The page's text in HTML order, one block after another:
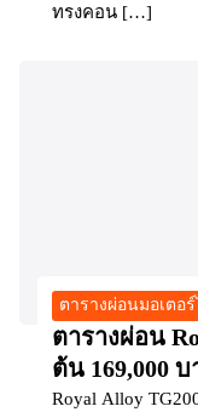
ทรงคอน […]
ตารางผ่อนมอเตอ
ตารางผ่อน
ต้น 169,000 บ
Royal Alloy